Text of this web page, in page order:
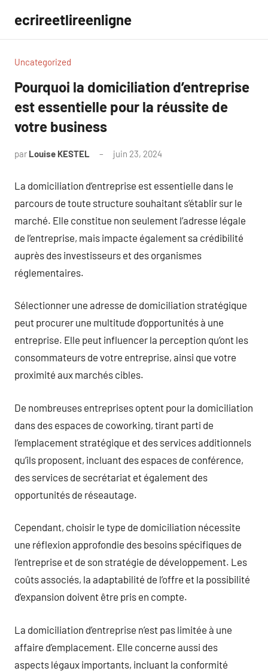
contenu
ecrireetlireenligne
Uncategorized
Pourquoi la domiciliation d’entreprise
est essentielle pour la réussite de
votre business
par Louise KESTEL juin 23, 2024
La domiciliation d’entreprise est essentielle dans le
parcours de toute structure souhaitant s’établir sur le
marché. Elle constitue non seulement l’adresse légale
de l’entreprise, mais impacte également sa crédibilité
auprès des investisseurs et des organismes
réglementaires.
Sélectionner une adresse de domiciliation stratégique
peut procurer une multitude d’opportunités à une
entreprise. Elle peut influencer la perception qu’ont les
consommateurs de votre entreprise, ainsi que votre
proximité aux marchés cibles.
De nombreuses entreprises optent pour la domiciliation
dans des espaces de coworking, tirant parti de
l’emplacement stratégique et des services additionnels
qu’ils proposent, incluant des espaces de conférence,
des services de secrétariat et également des
opportunités de réseautage.
Cependant, choisir le type de domiciliation nécessite
une réflexion approfondie des besoins spécifiques de
l’entreprise et de son stratégie de développement. Les
coûts associés, la adaptabilité de l’offre et la possibilité
d’expansion doivent être pris en compte.
La domiciliation d’entreprise n’est pas limitée à une
affaire d’emplacement. Elle concerne aussi des
aspects légaux importants, incluant la conformité